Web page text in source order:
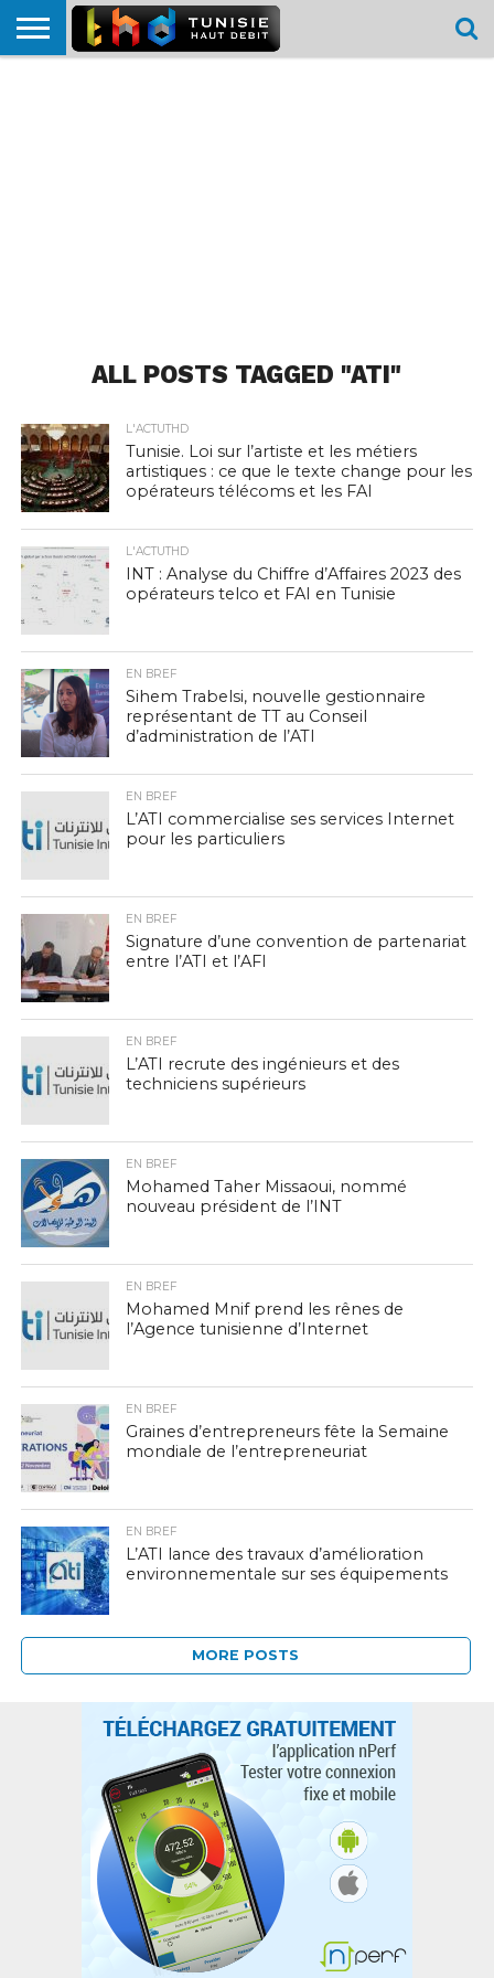
ALL POSTS TAGGED "ATI"
L'ACTUTHD
Tunisie. Loi sur l’artiste et les métiers
artistiques : ce que le texte change pour les
opérateurs télécoms et les FAI
L'ACTUTHD
INT : Analyse du Chiffre d’Affaires 2023 des
opérateurs telco et FAI en Tunisie
EN BREF
Sihem Trabelsi, nouvelle gestionnaire
représentant de TT au Conseil
d’administration de l’ATI
EN BREF
L’ATI commercialise ses services Internet
pour les particuliers
EN BREF
Signature d’une convention de partenariat
entre l’ATI et l’AFI
EN BREF
L’ATI recrute des ingénieurs et des
techniciens supérieurs
EN BREF
Mohamed Taher Missaoui, nommé
nouveau président de l’INT
EN BREF
Mohamed Mnif prend les rênes de
l’Agence tunisienne d’Internet
EN BREF
Graines d’entrepreneurs fête la Semaine
mondiale de l’entrepreneuriat
EN BREF
L’ATI lance des travaux d’amélioration
environnementale sur ses équipements
MORE POSTS